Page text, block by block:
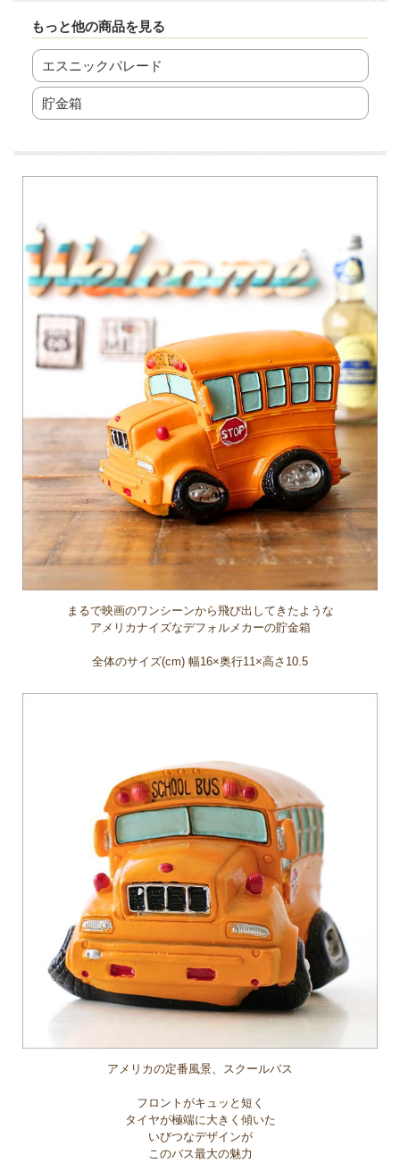
もっと他の商品を見る
エスニックパレード
貯金箱
まるで映画のワンシーンから飛び出してきたような
アメリカナイズなデフォルメカーの貯金箱
全体のサイズ(cm) 幅16×奥行11×高さ10.5
アメリカの定番風景、スクールバス
フロントがキュッと短く
タイヤが極端に大きく傾いた
いびつなデザインが
このバス最大の魅力